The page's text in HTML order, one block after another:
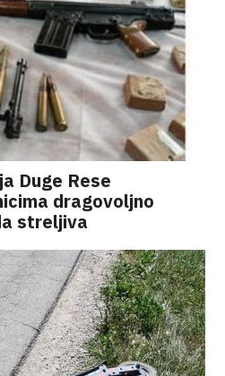
Duge Rese
dragovoljno
streljiva